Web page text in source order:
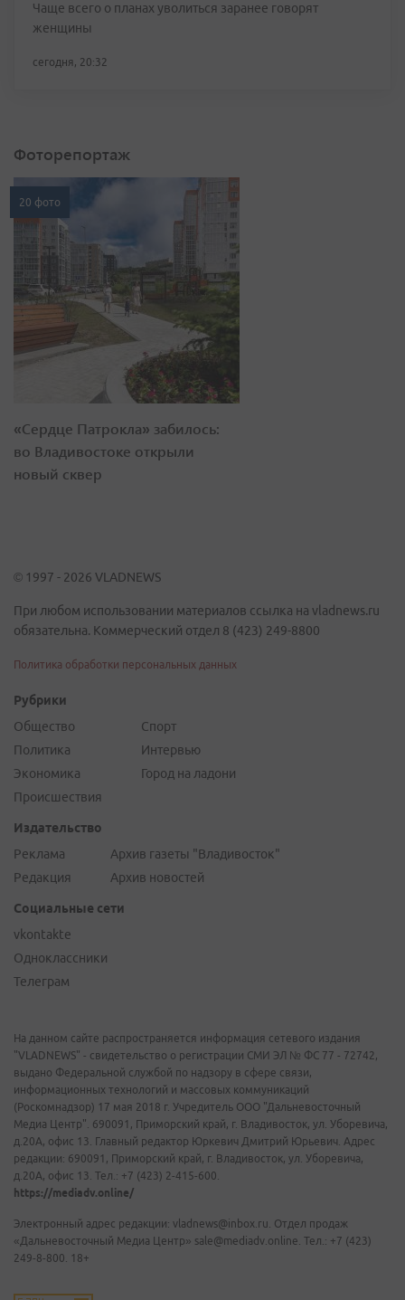
Чаще всего о планах уволиться заранее говорят
женщины
сегодня, 20:32
Фоторепортаж
20 фото
«Сердце Патрокла» забилось:
во Владивостоке открыли
новый сквер
© 1997 - 2026 VLADNEWS
При любом использовании материалов ссылка на vladnews.ru
обязательна. Коммерческий отдел 8 (423) 249-8800
Политика обработки персональных данных
Рубрики
Общество
Политика
Экономика
Происшествия
Спорт
Интервью
Город на ладони
Издательство
Реклама
Редакция
Архив газеты "Владивосток"
Архив новостей
Социальные сети
vkontakte
Одноклассники
Телеграм
На данном сайте распространяется информация сетевого издания
"VLADNEWS" - свидетельство о регистрации СМИ ЭЛ № ФС 77 - 72742,
выдано Федеральной службой по надзору в сфере связи,
информационных технологий и массовых коммуникаций
(Роскомнадзор) 17 мая 2018 г. Учредитель ООО "Дальневосточный
Медиа Центр". 690091, Приморский край, г. Владивосток, ул. Уборевича,
д.20А, офис 13. Главный редактор Юркевич Дмитрий Юрьевич. Адрес
редакции: 690091, Приморский край, г. Владивосток, ул. Уборевича,
д.20А, офис 13. Тел.: +7 (423) 2-415-600.
https://mediadv.online/
Электронный адрес редакции: vladnews@inbox.ru. Отдел продаж
«Дальневосточный Медиа Центр» sale@mediadv.online. Тел.: +7 (423)
249-8-800. 18+